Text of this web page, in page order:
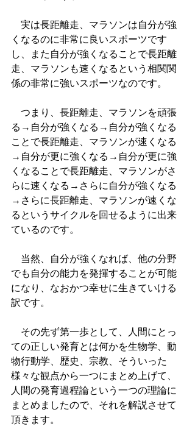
実は長距離走、マラソンは自分が強
くなるのに非常に良いスポーツです
し、また自分が強くなることで長距離
走、マラソンも速くなるという相関関
係の非常に強いスポーツなのです。
つまり、長距離走、マラソンを頑張
る→自分が強くなる→自分が強くなる
ことで長距離走、マラソンが速くなる
→自分が更に強くなる→自分が更に強
くなることで長距離走、マラソンがさ
らに速くなる→さらに自分が強くなる
→さらに長距離走、マラソンが速くな
るというサイクルを回せるように出来
ているのです。
当然、自分が強くなれば、他の分野
でも自分の能力を発揮することが可能
になり、なおかつ幸せに生きていける
訳です。
その先ず第一歩として、人間にとっ
ての正しい発育とは何かを生物学、動
物行動学、歴史、宗教、そういった
様々な観点から一つにまとめ上げて、
人間の発育過程論という一つの理論に
まとめましたので、それを解説させて
頂きます。